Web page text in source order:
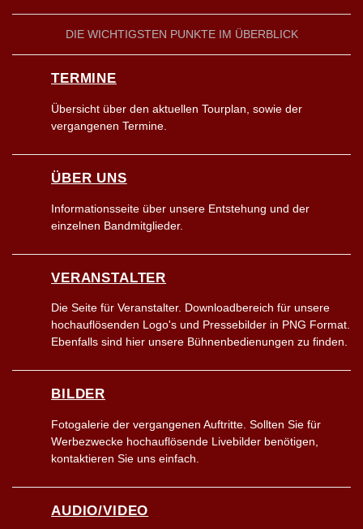
DIE WICHTIGSTEN PUNKTE IM ÜBERBLICK
TERMINE
Übersicht über den aktuellen Tourplan, sowie der
vergangenen Termine.
ÜBER UNS
Informationsseite über unsere Entstehung und der
einzelnen Bandmitglieder.
VERANSTALTER
Die Seite für Veranstalter. Downloadbereich für unsere
hochauflösenden Logo's und Pressebilder in PNG Format.
Ebenfalls sind hier unsere Bühnenbedienungen zu finden.
BILDER
Fotogalerie der vergangenen Auftritte. Sollten Sie für
Werbezwecke hochauflösende Livebilder benötigen,
kontaktieren Sie uns einfach.
AUDIO/VIDEO